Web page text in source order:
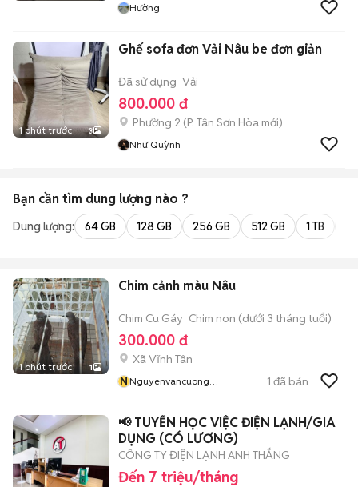
Hường
1 phút trước 3
Ghế sofa đơn Vải Nâu be đơn giản
Đã sử dụng Vải
800.000 đ
Phường 2 (P. Tân Sơn Hòa mới)
Như Quỳnh
Bạn cần tìm dung lượng nào ?
Dung lượng: 64 GB 128 GB 256 GB 512 GB 1 TB
1 phút trước 1
Chim cảnh màu Nâu
Chim Cu Gáy Chim non (dưới 3 tháng tuổi)
300.000 đ
Xã Vĩnh Tân
NNguyenvancuong
1 đã bán
📢 TUYỂN HỌC VIỆC ĐIỆN LẠNH/GIA
DỤNG (CÓ LƯƠNG)
CÔNG TY ĐIỆN LẠNH ANH THẮNG
Đến 7 triệu/tháng